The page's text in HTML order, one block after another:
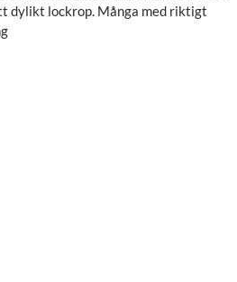
dylikt lockrop. Många med riktigt